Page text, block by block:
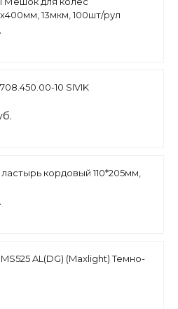
13мкм, 100шт/рул
10 SIVIK
кордовый 110*205мм,
AL(DG) (Maxlight) Темно-